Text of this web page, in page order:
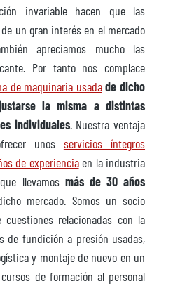
invariable hacen que las
un gran interés en el mercado
apreciamos mucho las
Por tanto nos complace
de maquinaria usada de dicho
la misma a distintas
individuales. Nuestra ventaja
unos servicios íntegros
de experienciaen la industria
llevamos más de 30 años
mercado. Somos un socio
relacionadas con la
de fundición a presión usadas,
y montaje de nuevo en un
de formación al personal